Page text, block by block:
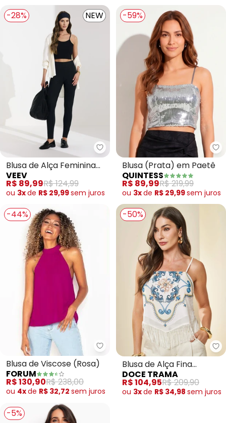
-28% NEW
Veev - Blusa de Alça Feminina
Blusa de Alça Feminina
em Ribana Maxi (Preto)
VEEV
R$ 89,99R$ 124,99
ou 3xde R$ 29,99sem juros
-59%
Blusa (Prata) em Paetê
QUINTESS
R$ 89,99R$ 219,99
ou 3xde R$ 29,99sem juros
-44%
Forum - Blusa de Viscose
Blusa de Viscose (Rosa)
FORUM
R$ 130,90R$ 238,00
ou 4xde R$ 32,72 sem juros
-50%
Blusa de Alça Fina
Estampada (Branco)
DOCE TRAMA
R$ 104,95R$ 209,90
ou 3xde R$ 34,98 sem juros
-5%